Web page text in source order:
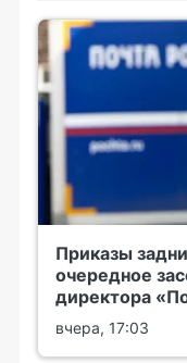
Приказы
очередное
директора
вчера, 17:03